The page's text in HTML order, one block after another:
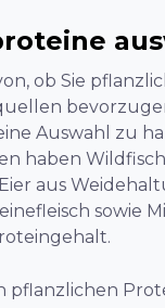
ob Sie
Auswahl zu
haben
aus
sowie
pflanzlichen